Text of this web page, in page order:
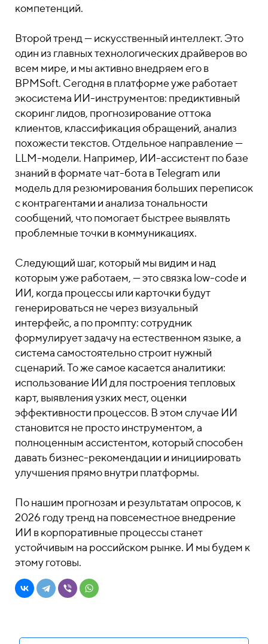
компетенций.
Второй тренд — искусственный интеллект. Это
один из главных технологических драйверов во
всем мире, и мы активно внедряем его в
BPMSoft. Сегодня в платформе уже работает
экосистема ИИ-инструментов: предиктивный
скоринг лидов, прогнозирование оттока
клиентов, классификация обращений, анализ
похожести текстов. Отдельное направление —
LLM-модели. Например, ИИ-ассистент по базе
знаний в формате чат-бота в Telegram или
модель для резюмирования больших переписок
с контрагентами и анализа тональности
сообщений, что помогает быстрее выявлять
проблемные точки в коммуникациях.
Следующий шаг, который мы видим и над
которым уже работаем, — это связка low-code и
ИИ, когда процессы или карточки будут
генерироваться не через визуальный
интерфейс, а по промпту: сотрудник
формулирует задачу на естественном языке, а
система самостоятельно строит нужный
сценарий. То же самое касается аналитики:
использование ИИ для построения тепловых
карт, выявления узких мест, оценки
эффективности процессов. В этом случае ИИ
становится не просто инструментом, а
полноценным ассистентом, который способен
давать бизнес-рекомендации и инициировать
улучшения прямо внутри платформы.
По нашим прогнозам и результатам опросов, к
2026 году тренд на повсеместное внедрение
ИИ в корпоративные процессы станет
устойчивым на российском рынке. И мы будем к
этому готовы.